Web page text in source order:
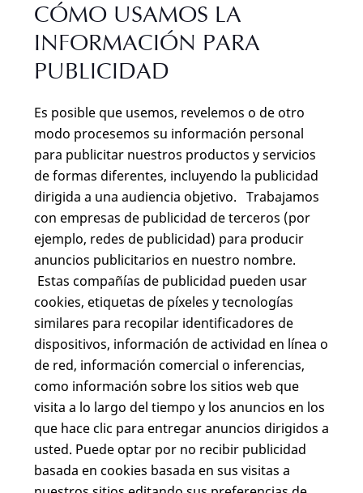
CÓMO USAMOS LA
INFORMACIÓN PARA
PUBLICIDAD
Es posible que usemos, revelemos o de otro
modo procesemos su información personal
para publicitar nuestros productos y servicios
de formas diferentes, incluyendo la publicidad
dirigida a una audiencia objetivo. Trabajamos
con empresas de publicidad de terceros (por
ejemplo, redes de publicidad) para producir
anuncios publicitarios en nuestro nombre.
Estas compañías de publicidad pueden usar
cookies, etiquetas de píxeles y tecnologías
similares para recopilar identificadores de
dispositivos, información de actividad en línea o
de red, información comercial o inferencias,
como información sobre los sitios web que
visita a lo largo del tiempo y los anuncios en los
que hace clic para entregar anuncios dirigidos a
usted. Puede optar por no recibir publicidad
basada en cookies basada en sus visitas a